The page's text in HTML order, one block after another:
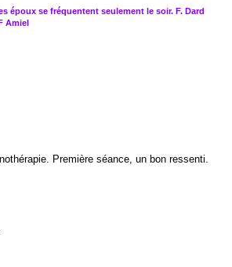
époux se fréquentent seulement le soir. F. Dard
Amiel
Première séance, un bon ressenti.